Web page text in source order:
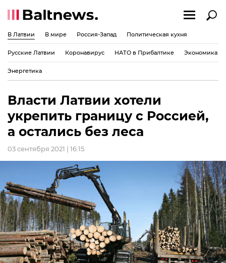
В Латвии В мире Россия-Запад Политическая кухня
Русские Латвии Коронавирус НАТО в Прибалтике Экономика
Энергетика
Власти Латвии хотели
укрепить границу с Россией,
а остались без леса
03 сентября 2021 | 16:15